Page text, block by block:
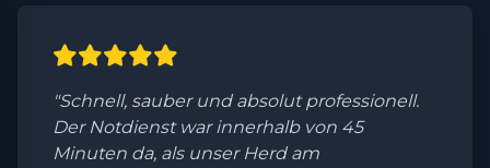
"Schnell, sauber und absolut professionell.
Der Notdienst war innerhalb von 45
Minuten da, als unser Herd am